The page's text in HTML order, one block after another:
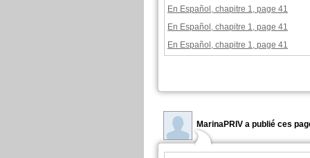
En Español, chapitre 1, page 41
En Español, chapitre 1, page 41
En Español, chapitre 1, page 41
MarinaPRIV a publié ces